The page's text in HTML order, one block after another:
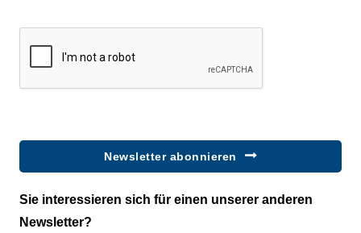
Newsletter abonnieren
Sie interessieren sich für einen unserer anderen
Newsletter?